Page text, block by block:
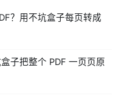
？用不坑盒子每页转成
子把整个 PDF 一页页原